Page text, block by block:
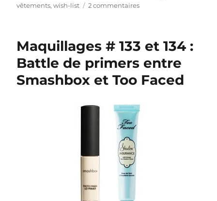
vêtements,wish-list 2 commentairessur
26
Ma
vraie
liste
Père
Maquillages # 133 et 134 :
Battle de primers entre
Smashbox et Too Faced